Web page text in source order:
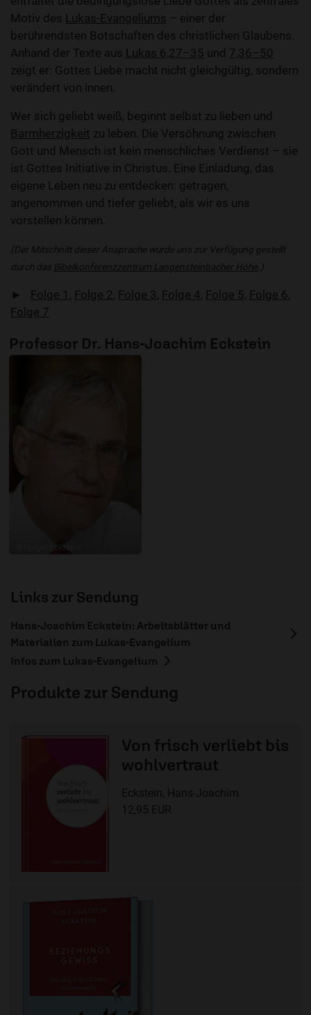
Motiv des Lukas-Evangeliums – einer der
berührendsten Botschaften des christlichen Glaubens.
Anhand der Texte aus Lukas 6,27–35 und 7,36–50
zeigt er: Gottes Liebe macht nicht gleichgültig, sondern
verändert von innen.
Wer sich geliebt weiß, beginnt selbst zu lieben und
Barmherzigkeit zu leben. Die Versöhnung zwischen
Gott und Mensch ist kein menschliches Verdienst – sie
ist Gottes Initiative in Christus. Eine Einladung, das
eigene Leben neu zu entdecken: getragen,
angenommen und tiefer geliebt, als wir es uns
vorstellen können.
(Der Mitschnitt dieser Ansprache wurde uns zur Verfügung gestellt
durch das Bibelkonferenzzentrum Langensteinbacher Höhe .)
► Folge 1 , Folge 2, Folge 3, Folge 4, Folge 5, Folge 6,
Folge 7
Professor Dr. Hans-Joachim Eckstein
© Holger Eckstein
Links zur Sendung
Hans-Joachim Eckstein: Arbeitsblätter und
Materialien zum Lukas-Evangelium
Infos zum Lukas-Evangelium
Produkte zur Sendung
Von frisch verliebt bis
wohlvertraut
Eckstein, Hans-Joachim
12,95 EUR